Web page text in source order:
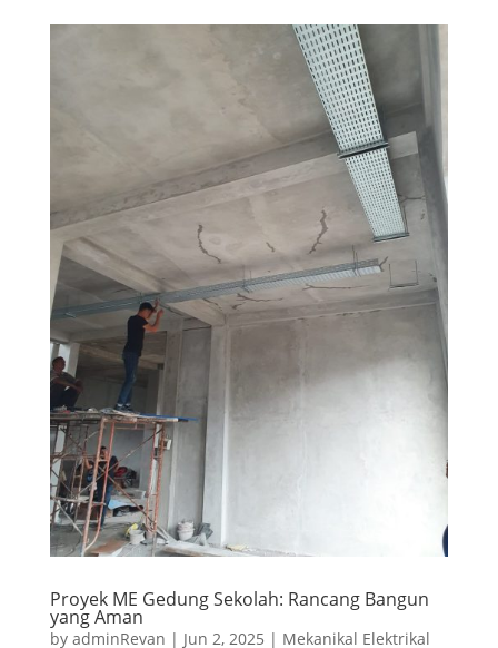
Proyek ME Gedung Sekolah: Rancang Bangun
yang Aman
by adminRevan | Jun 2, 2025 | Mekanikal Elektrikal